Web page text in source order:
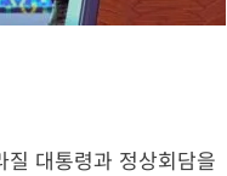
대통령과 정상회담을